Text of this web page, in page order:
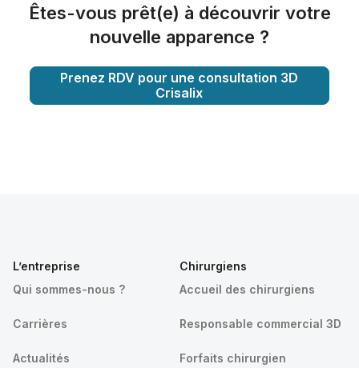
Êtes-vous prêt(e) à découvrir votre
nouvelle apparence ?
Prenez RDV pour une consultation 3D
Crisalix
L’entreprise
Qui sommes-nous ?
Carrières
Actualités
Chirurgiens
Accueil des chirurgiens
Responsable commercial 3D
Forfaits chirurgien